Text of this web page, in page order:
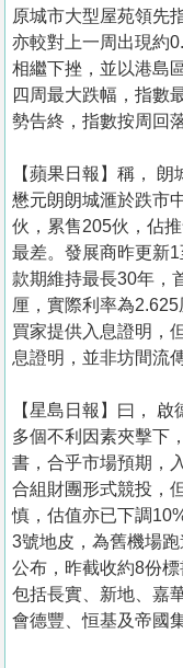
原城市大型屋苑領先
亦較對上一周出現約
相繼下挫，並以港島
四周最大跌幅，指數
勢告終，指數按周回
【蘋果日報】稱，
懋元朗朗城滙於跌市
伙，累售205伙，佔
最差。發展商昨更新
款期維持最長30年，
厘，實際利率為
買家提供入息證明，
息證明，並非坊間流
【星島日報】曰，
多個不利因素夾擊下
書，合乎市場預期，
合組財團形式競投，
慎，估值亦已下調
3號地皮，為舊機場
公布，昨截收約8份
包括長實、新地、嘉
會德豐、恒基及帝國